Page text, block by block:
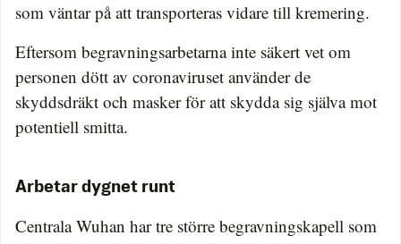
som väntar på att transporteras vidare till kremering.
Eftersom begravningsarbetarna inte säkert vet om
personen dött av coronaviruset använder de
skyddsdräkt och masker för att skydda sig själva mot
potentiell smitta.
Arbetar dygnet runt
Centrala Wuhan har tre större begravningskapell som